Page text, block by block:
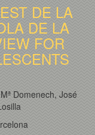
DE LA
DE LA
FOR
Domenech, José